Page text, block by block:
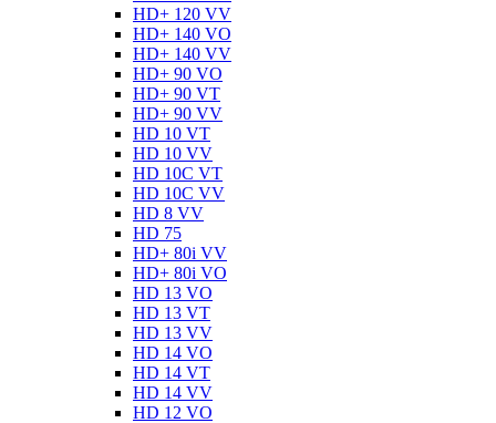
HD+ 120 VV
HD+ 140 VO
HD+ 140 VV
HD+ 90 VO
HD+ 90 VT
HD+ 90 VV
HD 10 VT
HD 10 VV
HD 10C VT
HD 10C VV
HD 8 VV
HD 75
HD+ 80i VV
HD+ 80i VO
HD 13 VO
HD 13 VT
HD 13 VV
HD 14 VO
HD 14 VT
HD 14 VV
HD 12 VO